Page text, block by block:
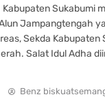
Sukabumi
Jampangtengah
Sekda Kabupaten
Salat Idul Adha
Benz